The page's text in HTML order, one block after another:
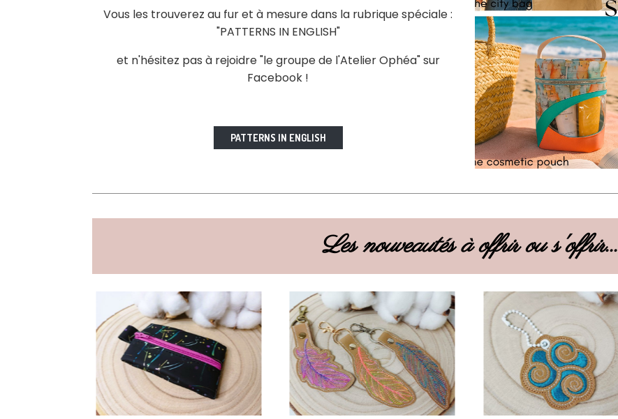
Vous les trouverez au fur et à mesure dans la rubrique spéciale :
"PATTERNS IN ENGLISH"
et n'hésitez pas à rejoidre "le groupe de l'Atelier Ophéa" sur
Facebook !
PATTERNS IN ENGLISH
Les nouveautés à offrir ou s'offrir...